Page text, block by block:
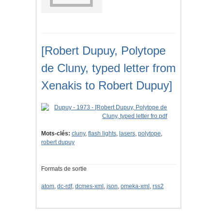
[Robert Dupuy, Polytope
de Cluny, typed letter from
Xenakis to Robert Dupuy]
Mots-clés: cluny, flash lights, lasers, polytope,
robert dupuy
Formats de sortie
atom, dc-rdf, dcmes-xml , json, omeka-xml , rss2